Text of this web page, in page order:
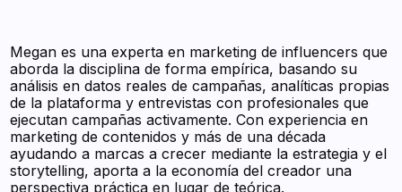
Megan es una experta en marketing de influencers que
aborda la disciplina de forma empírica, basando su
análisis en datos reales de campañas, analíticas propias
de la plataforma y entrevistas con profesionales que
ejecutan campañas activamente. Con experiencia en
marketing de contenidos y más de una década
ayudando a marcas a crecer mediante la estrategia y el
storytelling, aporta a la economía del creador una
perspectiva práctica en lugar de teórica.